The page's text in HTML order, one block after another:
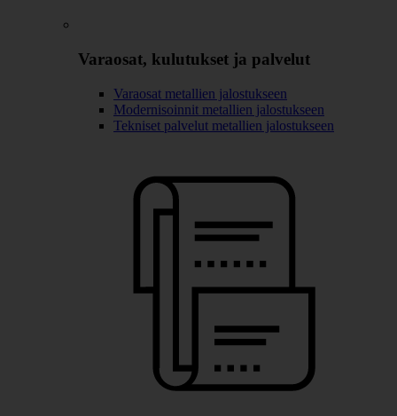
Varaosat, kulutukset ja palvelut
Varaosat metallien jalostukseen
Modernisoinnit metallien jalostukseen
Tekniset palvelut metallien jalostukseen